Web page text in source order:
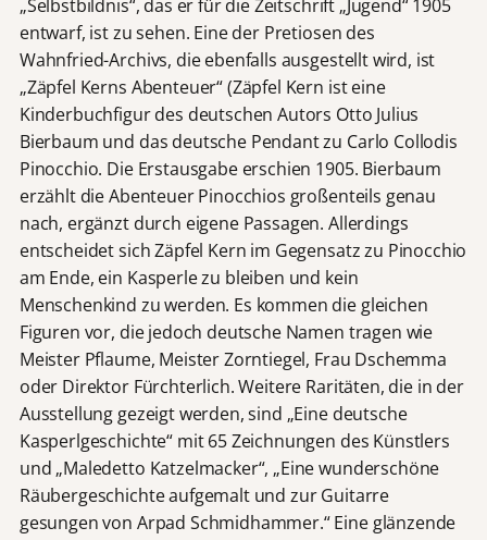
„Selbstbildnis“, das er für die Zeitschrift „Jugend“ 1905
entwarf, ist zu sehen. Eine der Pretiosen des
Wahnfried-Archivs, die ebenfalls ausgestellt wird, ist
„Zäpfel Kerns Abenteuer“ (Zäpfel Kern ist eine
Kinderbuchfigur des deutschen Autors Otto Julius
Bierbaum und das deutsche Pendant zu Carlo Collodis
Pinocchio. Die Erstausgabe erschien 1905. Bierbaum
erzählt die Abenteuer Pinocchios großenteils genau
nach, ergänzt durch eigene Passagen. Allerdings
entscheidet sich Zäpfel Kern im Gegensatz zu Pinocchio
am Ende, ein Kasperle zu bleiben und kein
Menschenkind zu werden. Es kommen die gleichen
Figuren vor, die jedoch deutsche Namen tragen wie
Meister Pflaume, Meister Zorntiegel, Frau Dschemma
oder Direktor Fürchterlich. Weitere Raritäten, die in der
Ausstellung gezeigt werden, sind „Eine deutsche
Kasperlgeschichte“ mit 65 Zeichnungen des Künstlers
und „Maledetto Katzelmacker“, „Eine wunderschöne
Räubergeschichte aufgemalt und zur Guitarre
gesungen von Arpad Schmidhammer.“ Eine glänzende